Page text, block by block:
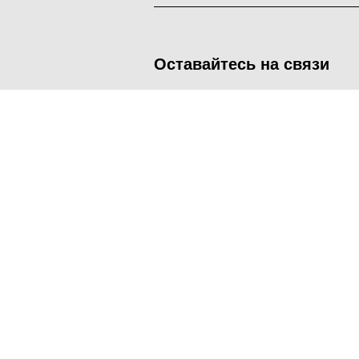
Оставайтесь на связи